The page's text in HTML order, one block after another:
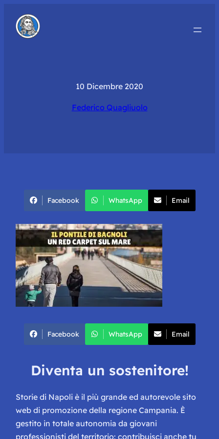
10 Dicembre 2020
Federico Quagliuolo
Facebook WhatsApp Email
Facebook WhatsApp Email
Diventa un sostenitore!
Storie di Napoli è il più grande ed autorevole sito
web di promozione della regione Campania. È
gestito in totale autonomia da giovani
professionisti del territorio: contribuisci anche tu